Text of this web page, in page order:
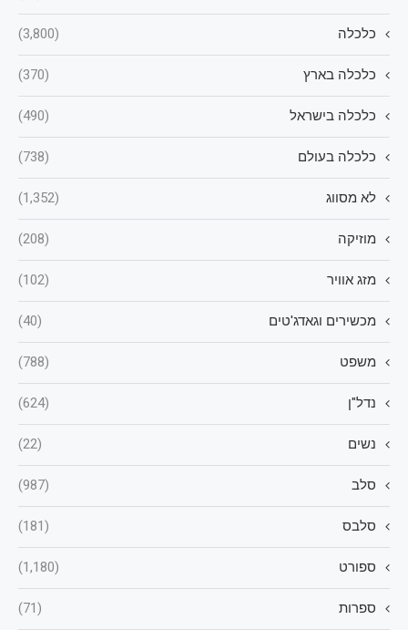
כלכלה (3,800)
כלכלה בארץ (370)
כלכלה בישראל (490)
כלכלה בעולם (738)
לא מסווג (1,352)
מוזיקה (208)
מזג אוויר (102)
מכשירים וגאדג'טים (40)
משפט (788)
נדל"ן (624)
נשים (22)
סלב (987)
סלבס (181)
ספורט (1,180)
ספרות (71)